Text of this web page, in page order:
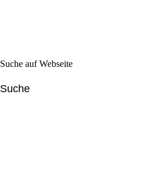
Suche auf Webseite